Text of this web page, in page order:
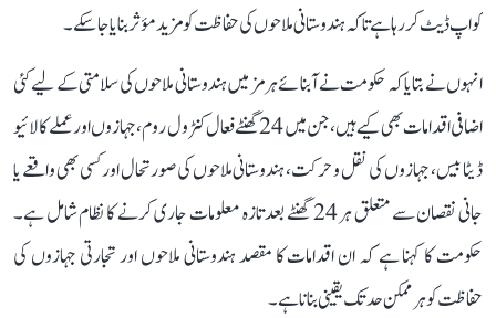
کو اپ ڈیٹ کر رہا ہے تاکہ ہندوستانی ملاحوں کی حفاظت کو مزید مؤثر بنایا جا سکے۔
انہوں نے بتایا کہ حکومت نے آبنائے ہرمز میں ہندوستانی ملاحوں کی سلامتی کے لیے کئی
اضافی اقدامات بھی کیے ہیں، جن میں 24 گھنٹے فعال کنٹرول روم، جہازوں اور عملے کا لائیو
ڈیٹا بیس، جہازوں کی نقل و حرکت، ہندوستانی ملاحوں کی صورتحال اور کسی بھی واقعے یا
جانی نقصان سے متعلق ہر 24 گھنٹے بعد تازہ معلومات جاری کرنے کا نظام شامل ہے۔
حکومت کا کہنا ہے کہ ان اقدامات کا مقصد ہندوستانی ملاحوں اور تجارتی جہازوں کی
حفاظت کو ہر ممکن حد تک یقینی بنانا ہے۔